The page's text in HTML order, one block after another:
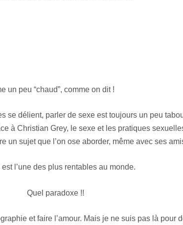
un peu “chaud”, comme on dit !
se délient, parler de sexe est toujours un peu
à Christian Grey, le sexe et les pratiques
un sujet que l’on ose aborder, même avec ses
l’une des plus rentables au monde.
Quel paradoxe !!
et faire l’amour. Mais je ne suis pas là pour